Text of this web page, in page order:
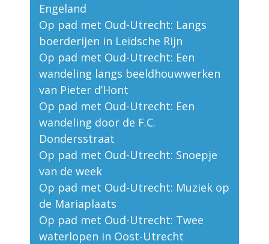
Engeland
Op pad met Oud-Utrecht: Langs
boerderijen in Leidsche Rijn
Op pad met Oud-Utrecht: Een
wandeling langs beeldhouwwerken
van Pieter d’Hont
Op pad met Oud-Utrecht: Een
wandeling door de F.C.
Dondersstraat
Op pad met Oud-Utrecht: Snoepje
van de week
Op pad met Oud-Utrecht: Muziek op
de Mariaplaats
Op pad met Oud-Utrecht: Twee
waterlopen in Oost-Utrecht